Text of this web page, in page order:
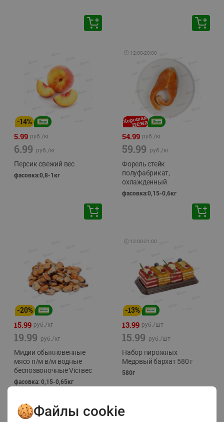
-14%
5.99 руб./кг
6.99 руб./кг
Персик свежий вес
фасовка:0,8-1кг
🕘 12:00-20:00
54.99 руб./кг
59.99 руб./кг
Форель стейк
полуфабрикат,
охлажденный
фасовка:0,15-0,6кг
-20%
15.99 руб./кг
19.99 руб./кг
Мидии обыкновенные
мясо п/м в/м водные
беспозвоночные Vici вес
фасовка: 0,15-0,65кг
🕘 12:00-21:00
-13%
13.99 руб./шт
15.99 руб./шт
Набор пирожных
Медовый бархат 580 г
580г
Файлы cookie